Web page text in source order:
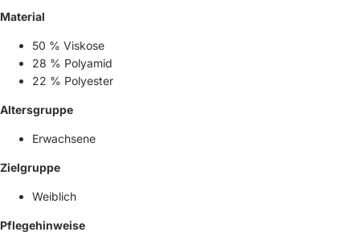
Material
50 % Viskose
28 % Polyamid
22 % Polyester
Altersgruppe
Erwachsene
Zielgruppe
Weiblich
Pflegehinweise